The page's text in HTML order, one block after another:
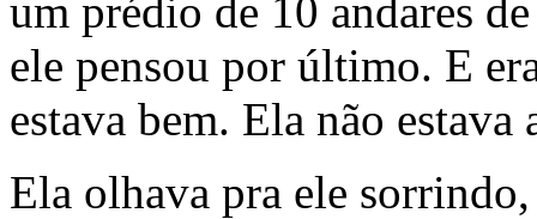
um prédio de 10 andares
ele pensou por último. E
estava bem. Ela não estava
Ela olhava pra ele